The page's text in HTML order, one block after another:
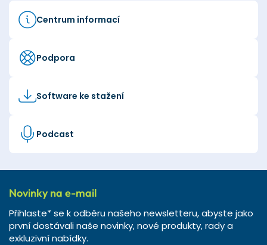
Centrum informací
Podpora
Software ke stažení
Podcast
Novinky na e-mail
Přihlaste* se k odběru našeho newsletteru, abyste jako
první dostávali naše novinky, nové produkty, rady a
exkluzivní nabídky.